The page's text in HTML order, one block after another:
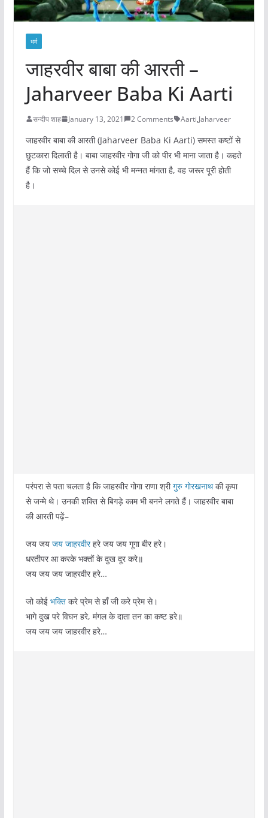
धर्म
जाहरवीर बाबा की आरती –
Jaharveer Baba Ki Aarti
सन्दीप शाह January 13, 2021 2 Comments Aarti,Jaharveer
जाहरवीर बाबा की आरती (Jaharveer Baba Ki Aarti) समस्त कष्टों से
छुटकारा दिलाती है। बाबा जाहरवीर गोगा जी को पीर भी माना जाता है। कहते
हैं कि जो सच्चे दिल से उनसे कोई भी मन्नत मांगता है, वह जरूर पूरी होती
है।
परंपरा से पता चलता है कि जाहरवीर गोगा राणा श्रीगुरु गोरखनाथकी कृपा
से जन्मे थे। उनकी शक्ति से बिगड़े काम भी बनने लगते हैं। जाहरवीर बाबा
की आरती पढ़ें–
जय जय जय जाहरवीरहरे जय जय गूगा बीर हरे।
धरतीपर आ करके भक्तों के दुख दूर करे॥
जय जय जय जाहरवीर हरे…
जो कोई भक्तिकरे प्रेम से हाँ जी करे प्रेम से।
भागे दुख परे विघन हरे, मंगल के दाता तन का कष्ट हरे॥
जय जय जय जाहरवीर हरे…